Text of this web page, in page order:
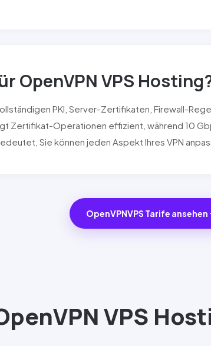
OpenVPN VPS
PKI, Server-Zertifikaten, Firewall-
Zertifikat-Operationen effizient, während 10
Sie können jeden Aspekt Ihres VPN
OpenVPNVPS Tarife ansehen
VPS